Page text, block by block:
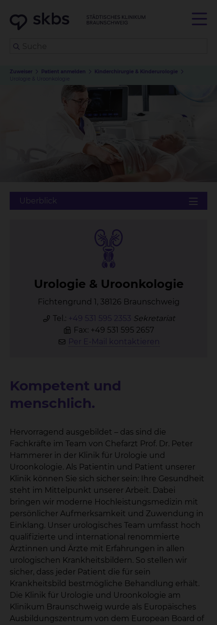
Zuweiser Patient anmelden
Kinderchirurgie & Kinderurologie
Urologie & Uroonkologie
Uro­lo­gie & Ur­oon­ko­lo­gie
Fichtengrund 1, 38126 Braunschweig
Tel.: +49 531 595 2353 Sekretariat
Fax: +49 531 595 2657
Per E-Mail kontaktieren
Kompetent und
menschlich.
Hervorragend ausgebildet – das sind die
Fachkräfte im Team von Chefarzt Prof. Dr. Peter
Hammerer in der Klinik für Urologie und
Uroonkologie. Als Patientin und Patient unserer
Klinik können Sie sich sicher sein: Ihre Gesundheit
steht im Mittelpunkt unserer Arbeit. Dabei
bringen wir moderne Hochleistungsmedizin mit
persönlicher Aufmerksamkeit und Zuwendung in
Einklang. Unser urologisches Team umfasst hoch
qualifizierte und international renommierte
Ärztinnen und Ärzte mit Erfahrungen in allen
urologischen Krankheitsbildern. So stellen wir
sicher, dass jeder Patient die für sein
Krankheitsbild bestmögliche Behandlung erhält.
Die Klinik für Urologie und Uroonkologie am
Klinikum Braunschweig wurde als Europäisches
Ausbildungszentrum von dem European Board of